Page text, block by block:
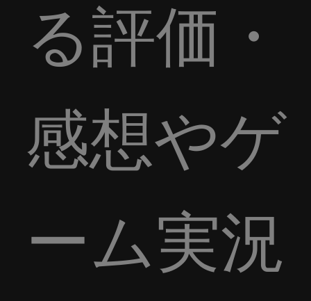
る評価・
感想やゲ
ーム実況